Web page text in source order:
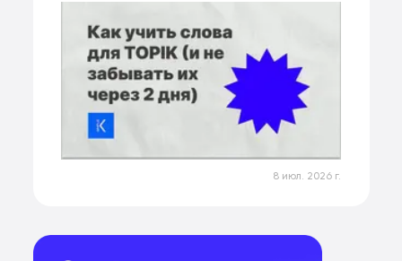
8 июл. 2026 г.